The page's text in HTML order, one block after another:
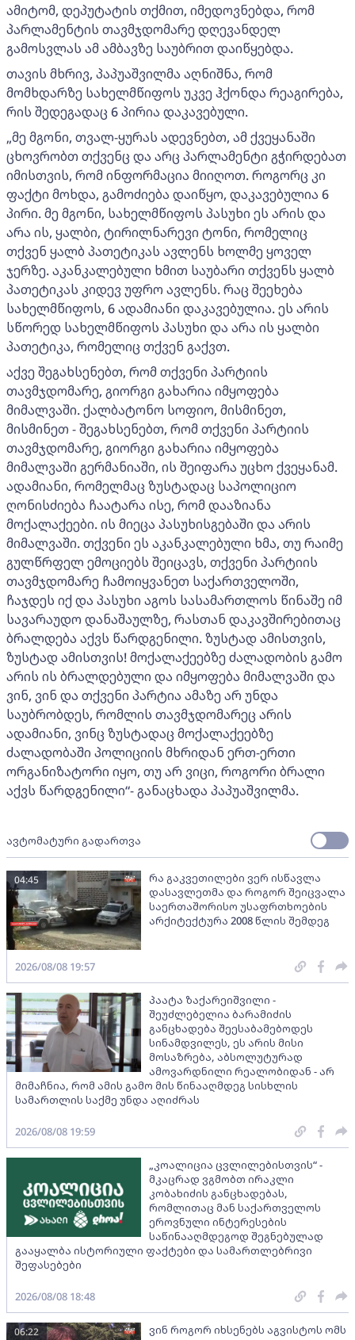
ამიტომ, დეპუტატის თქმით, იმედოვნებდა, რომ
პარლამენტის თავმჯდომარე დღევანდელ
გამოსვლას ამ ამბავზე საუბრით დაიწყებდა.
თავის მხრივ, პაპუაშვილმა აღნიშნა, რომ
მომხდარზე სახელმწიფოს უკვე ჰქონდა რეაგირება,
რის შედეგადაც 6 პირია დაკავებული.
„მე მგონი, თვალ-ყურას ადევნებთ, ამ ქვეყანაში
ცხოვრობთ თქვენც და არც პარლამენტი გჭირდებათ
იმისთვის, რომ ინფორმაცია მიიღოთ. როგორც კი
ფაქტი მოხდა, გამოძიება დაიწყო, დაკავებულია 6
პირი. მე მგონი, სახელმწიფოს პასუხი ეს არის და
არა ის, ყალბი, ტირილნარევი ტონი, რომელიც
თქვენ ყალბ პათეტიკას ავლენს ხოლმე ყოველ
ჯერზე. აკანკალებული ხმით საუბარი თქვენს ყალბ
პათეტიკას კიდევ უფრო ავლენს. რაც შეეხება
სახელმწიფოს, 6 ადამიანი დაკავებულია. ეს არის
სწორედ სახელმწიფოს პასუხი და არა ის ყალბი
პათეტიკა, რომელიც თქვენ გაქვთ.
აქვე შეგახსენებთ, რომ თქვენი პარტიის
თავმჯდომარე, გიორგი გახარია იმყოფება
მიმალვაში. ქალბატონო სოფიო, მისმინეთ,
მისმინეთ - შეგახსენებთ, რომ თქვენი პარტიის
თავმჯდომარე, გიორგი გახარია იმყოფება
მიმალვაში გერმანიაში, ის შეიფარა უცხო ქვეყანამ.
ადამიანი, რომელმაც ზუსტადაც საპოლიციო
ღონისძიება ჩაატარა ისე, რომ დააზიანა
მოქალაქეები. ის მიეცა პასუხისგებაში და არის
მიმალვაში. თქვენი ეს აკანკალებული ხმა, თუ რაიმე
გულწრფელ ემოციებს შეიცავს, თქვენი პარტიის
თავმჯდომარე ჩამოიყვანეთ საქართველოში,
ჩაჯდეს იქ და პასუხი აგოს სასამართლოს წინაშე იმ
სავარაუდო დანაშაულზე, რასთან დაკავშირებითაც
ბრალდება აქვს წარდგენილი. ზუსტად ამისთვის,
ზუსტად ამისთვის! მოქალაქეებზე ძალადობის გამო
არის ის ბრალდებული და იმყოფება მიმალვაში და
ვინ, ვინ და თქვენი პარტია ამაზე არ უნდა
საუბრობდეს, რომლის თავმჯდომარეც არის
ადამიანი, ვინც ზუსტადაც მოქალაქეებზე
ძალადობაში პოლიციის მხრიდან ერთ-ერთი
ორგანიზატორი იყო, თუ არ ვიცი, როგორი ბრალი
აქვს წარდგენილი“- განაცხადა პაპუაშვილმა.
ავტომატური გადართვა
რა გაკვეთილები ვერ ისწავლა
დასავლეთმა და როგორ შეიცვალა
საერთაშორისო უსაფრთხოების
არქიტექტურა 2008 წლის შემდეგ
04:45
2026/08/08 19:57
პაატა ზაქარეიშვილი -
შეუძლებელია ბარამიძის
განცხადება შეესაბამებოდეს
სინამდვილეს, ეს არის მისი
მოსაზრება, აბსოლუტურად
ამოვარდნილი რეალობიდან - არ
მიმაჩნია, რომ ამის გამო მის წინააღმდეგ სისხლის
სამართლის საქმე უნდა აღიძრას
2026/08/08 19:59
„კოალიცია ცვლილებისთვის“ -
მკაცრად ვგმობთ ირაკლი
კობახიძის განცხადებას,
რომლითაც მან საქართველოს
ეროვნული ინტერესების
საწინააღმდეგოდ შეგნებულად
გააყალბა ისტორიული ფაქტები და სამართლებრივი
შეფასებები
2026/08/08 18:48
ვინ როგორ იხსენებს აგვისტოს ომს
06:22